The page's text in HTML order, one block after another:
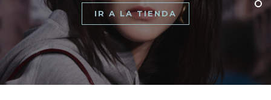
IR A LA TIENDA